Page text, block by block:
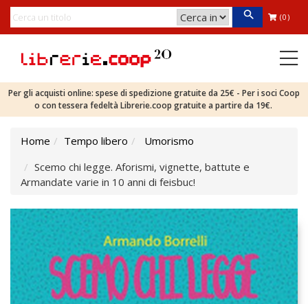
(0)
Per gli acquisti online: spese di spedizione gratuite da 25€ - Per i soci Coop
o con tessera fedeltà Librerie.coop gratuite a partire da 19€.
Home Tempo libero
Umorismo
Scemo chi legge. Aforismi, vignette, battute e
Armandate varie in 10 anni di feisbuc!